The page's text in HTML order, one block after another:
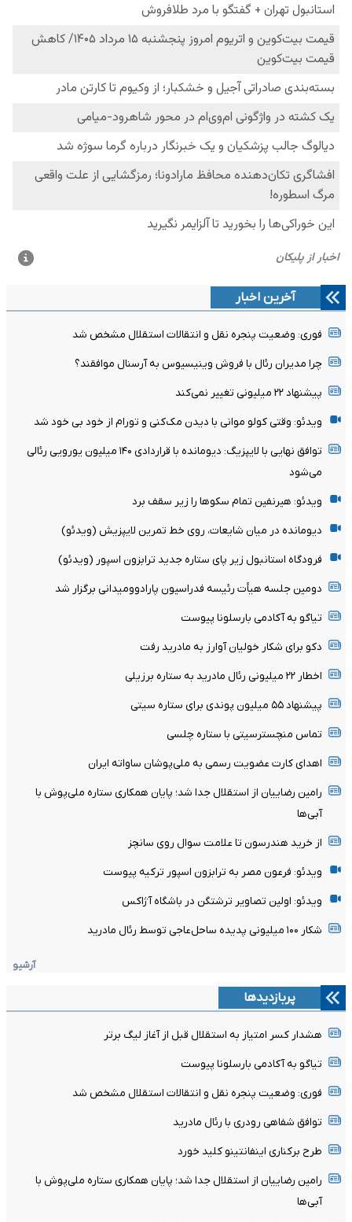
آخرین اخبار
فوری: وضعیت پنجره نقل و انتقالات استقلال مشخص شد
چرا مدیران رئال با فروش وینیسیوس به آرسنال موافقند؟
پیشنهاد ۲۲ میلیونی تغییر نمی‌کند
ویدئو: وقتی کولو موانی با دیدن مک‌کنی و تورام از خود بی خود شد
توافق نهایی با لایپزیگ: دیومانده با قراردادی ۱۴۰ میلیون یورویی رئالی
می‌شود
ویدئو: هیرنفین تمام سکوها را زیر سقف برد
دیومانده در میان شایعات، روی خط تمرین لایپزیش (ویدئو)
فرودگاه استانبول زیر پای ستاره جدید ترابزون اسپور (ویدئو)
دومین جلسه هیأت رئیسه فدراسیون پارادوومیدانی برگزار شد
تیاگو به آکادمی بارسلونا پیوست
دکو برای شکار خولیان آوارز به مادرید رفت
اخطار ۲۲ میلیونی رئال مادرید به ستاره برزیلی
پیشنهاد ۵۵ میلیون پوندی برای ستاره سیتی
تماس منچسترسیتی با ستاره چلسی
اهدای کارت عضویت رسمی به ملی‌پوشان ساواته ایران
رامین رضاییان از استقلال جدا شد؛ پایان همکاری ستاره ملی‌پوش با
آبی‌ها
از خرید هندرسون تا علامت سوال روی سانچز
ویدئو: فرعون مصر به ترابزون اسپور ترکیه پیوست
ویدئو: اولین تصاویر ترشتگن در باشگاه آژاکس
شکار ۱۰۰ میلیونی پدیده ساحل‌عاجی توسط رئال مادرید
آرشیو
پربازدیدها
هشدار کسر امتیاز به استقلال قبل از آغاز لیگ برتر
تیاگو به آکادمی بارسلونا پیوست
فوری: وضعیت پنجره نقل و انتقالات استقلال مشخص شد
توافق شفاهی رودری با رئال مادرید
طرح برکناری اینفانتینو کلید خورد
رامین رضاییان از استقلال جدا شد؛ پایان همکاری ستاره ملی‌پوش با
آبی‌ها